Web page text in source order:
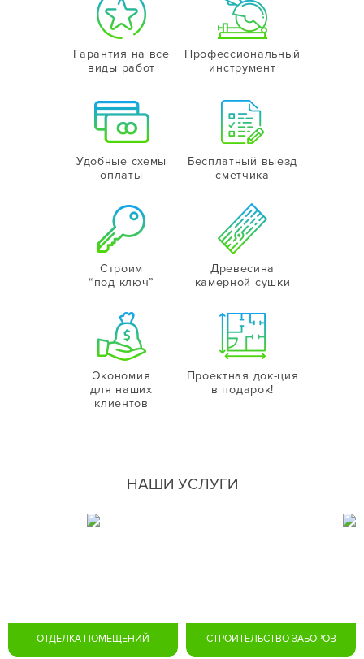
Гарантия на все
виды работ
Профессиональный
инструмент
Удобные схемы
оплаты
Бесплатный выезд
сметчика
Строим
“под ключ”
Древесина
камерной сушки
Экономия
для наших
клиентов
Проектная док-ция
в подарок!
НАШИ УСЛУГИ
ОТДЕЛКА ПОМЕЩЕНИЙ СТРОИТЕЛЬСТВО ЗАБОРОВ